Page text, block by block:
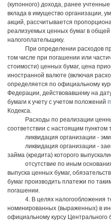
(купонного) дохода, ранее
вклада в имущество организации,
акций, рассчитывается
реализуемых ценных бумаг в
налогоплательщику.
При определении расходов
том числе при погашении или
стоимости) ценных бумаг, цена
иностранной валюте (включая
определяется по официальному
Федерации, действовавшему на
бумаги к учету с учетом положений
Кодекса.
Расходы по реализации
соответствии с настоящим пунктом
ликвидация организации -
ликвидация организации -
займа (кредита) которого
отсутствие по иным
выпуска ценных бумаг,
бумаг производить платежи по
погашении.
4. В целях налогообложения
номинированных (выраженных) в
официальному курсу Центрального